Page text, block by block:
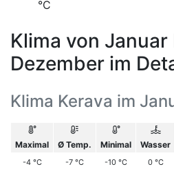
°C
Klima von Januar
Dezember im
Klima Kerava im
Maximal Ø Temp. Minimal Wasser
-4 °C -7 °C -10 °C 0 °C